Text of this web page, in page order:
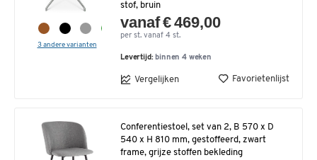
3 andere varianten
stof, bruin
vanaf € 469,00
per st. vanaf 4 st.
Levertijd:binnen 4 weken
Vergelijken Favorietenlijst
Conferentiestoel, set van 2, B 570 x D
540 x H 810 mm, gestoffeerd, zwart
frame, grijze stoffen bekleding